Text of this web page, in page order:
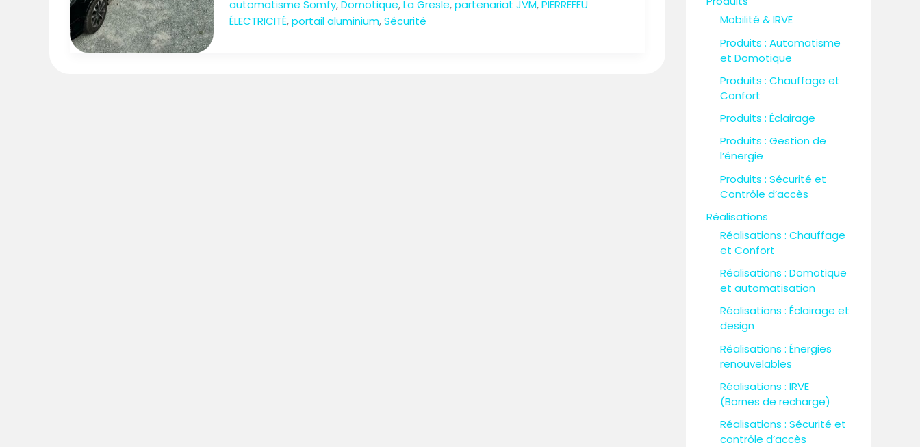
automatisme Somfy,Domotique,La Gresle,partenariat JVM,PIERREFEU
ÉLECTRICITÉ,portail aluminium,Sécurité
Mobilité & IRVE
Produits : Automatisme
et Domotique
Produits : Chauffage et
Confort
Produits : Éclairage
Produits : Gestion de
l’énergie
Produits : Sécurité et
Contrôle d’accès
Réalisations
Réalisations : Chauffage
et Confort
Réalisations : Domotique
et automatisation
Réalisations : Éclairage et
design
Réalisations : Énergies
renouvelables
Réalisations : IRVE
(Bornes de recharge)
Réalisations : Sécurité et
contrôle d’accès